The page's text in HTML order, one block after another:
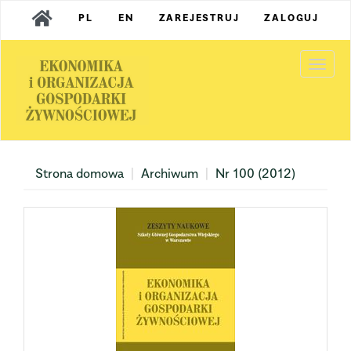
Main
Navigation
Content
Sidebar
PL EN ZAREJESTRUJ ZALOGUJ
Strona domowa Archiwum Nr 100 (2012)